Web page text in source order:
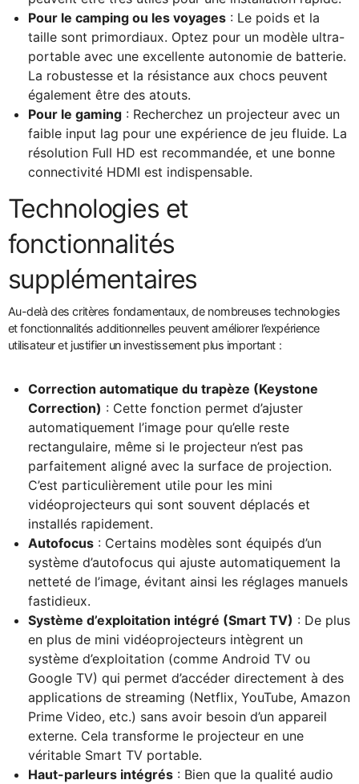
Pour le camping ou les voyages : Le poids et la
taille sont primordiaux. Optez pour un modèle ultra-
portable avec une excellente autonomie de batterie.
La robustesse et la résistance aux chocs peuvent
également être des atouts.
Pour le gaming : Recherchez un projecteur avec un
faible input lag pour une expérience de jeu fluide. La
résolution Full HD est recommandée, et une bonne
connectivité HDMI est indispensable.
Technologies et
fonctionnalités
supplémentaires
Au-delà des critères fondamentaux, de nombreuses technologies
et fonctionnalités additionnelles peuvent améliorer l’expérience
utilisateur et justifier un investissement plus important :
Correction automatique du trapèze (Keystone
Correction) : Cette fonction permet d’ajuster
automatiquement l’image pour qu’elle reste
rectangulaire, même si le projecteur n’est pas
parfaitement aligné avec la surface de projection.
C’est particulièrement utile pour les mini
vidéoprojecteurs qui sont souvent déplacés et
installés rapidement.
Autofocus : Certains modèles sont équipés d’un
système d’autofocus qui ajuste automatiquement la
netteté de l’image, évitant ainsi les réglages manuels
fastidieux.
Système d’exploitation intégré (Smart TV) : De plus
en plus de mini vidéoprojecteurs intègrent un
système d’exploitation (comme Android TV ou
Google TV) qui permet d’accéder directement à des
applications de streaming (Netflix, YouTube, Amazon
Prime Video, etc.) sans avoir besoin d’un appareil
externe. Cela transforme le projecteur en une
véritable Smart TV portable.
Haut-parleurs intégrés : Bien que la qualité audio